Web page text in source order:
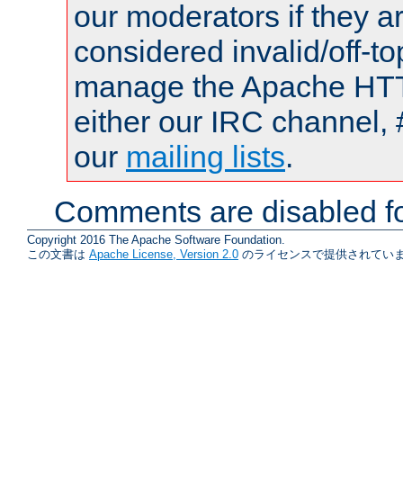
our moderators if they
considered invalid/off-
manage the Apache
either our IRC channel,
our mailing lists.
Comments are disabled
Copyright 2016 The Apache Software Foundation.
この文書は Apache License, Version 2.0 のライセンスで提供されてい